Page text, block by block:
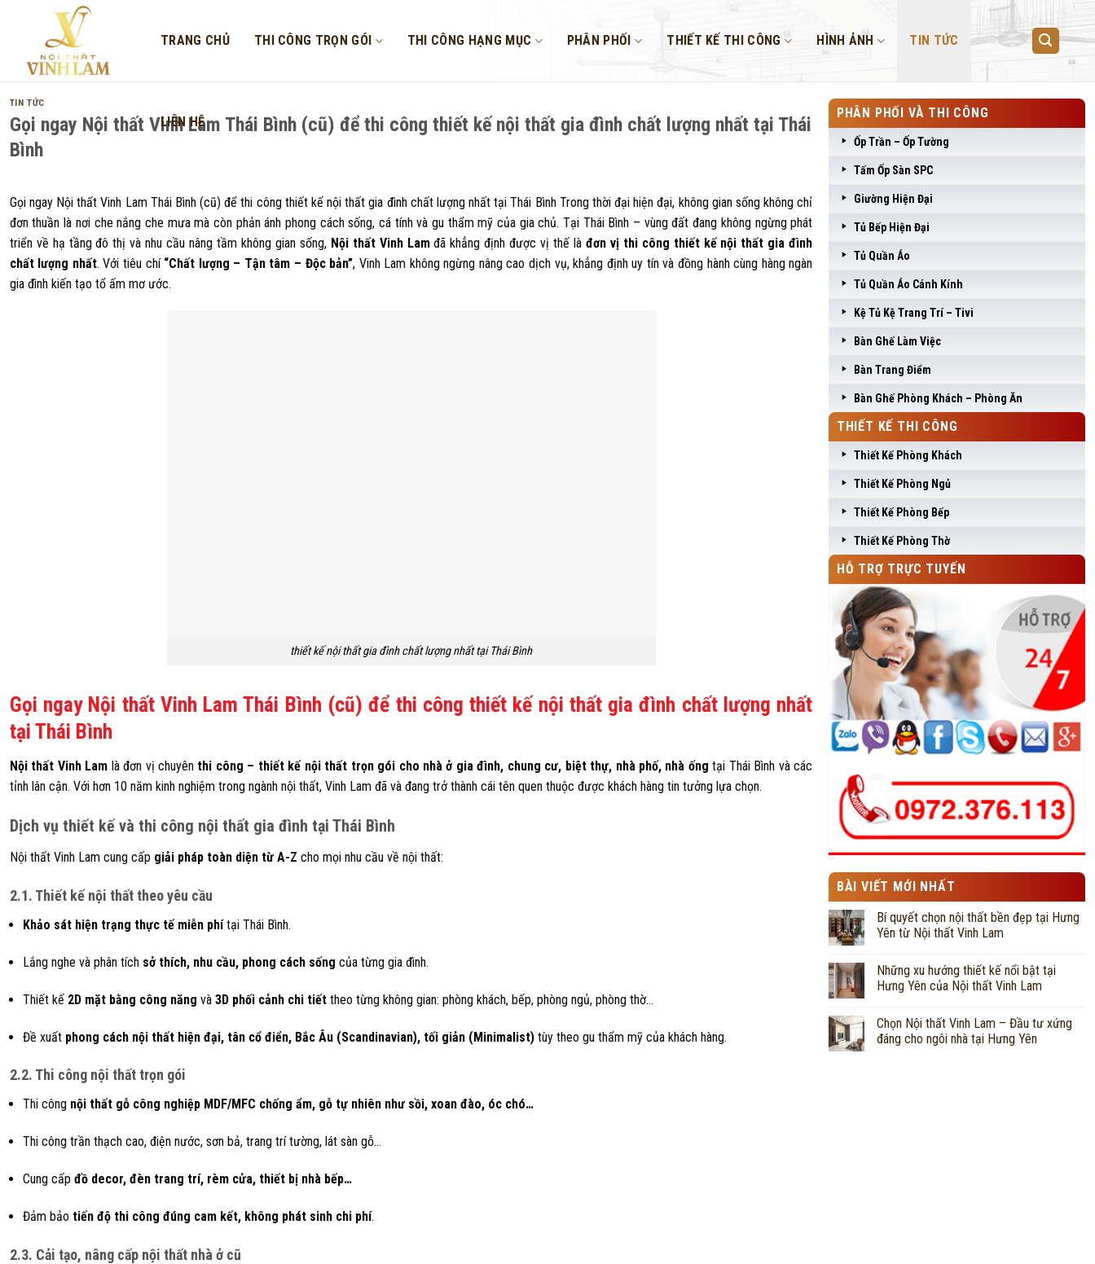
TRANG CHỦ THI CÔNG TRỌN GÓI THI CÔNG HẠNG MỤC PHÂN PHỐI THIẾT KẾ THI CÔNG HÌNH ẢNH TIN TỨC
LIÊN HỆ
TIN TỨC
Gọi ngay Nội thất Vinh Lam Thái Bình (cũ) để thi công thiết kế nội thất gia đình chất lượng nhất tại Thái
Bình
Gọi ngay Nội thất Vinh Lam Thái Bình (cũ) để thi công thiết kế nội thất gia đình chất lượng nhất tại Thái Bình Trong thời đại hiện đại, không gian sống không chỉ
đơn thuần là nơi che nắng che mưa mà còn phản ánh phong cách sống, cá tính và gu thẩm mỹ của gia chủ. Tại Thái Bình – vùng đất đang không ngừng phát
triển về hạ tầng đô thị và nhu cầu nâng tầm không gian sống, Nội thất Vinh Lamđã khẳng định được vị thế là đơn vị thi công thiết kế nội thất gia đình
chất lượng nhất. Với tiêu chí “Chất lượng – Tận tâm – Độc bản”, Vinh Lam không ngừng nâng cao dịch vụ, khẳng định uy tín và đồng hành cùng hàng ngàn
gia đình kiến tạo tổ ấm mơ ước.
thiết kế nội thất gia đình chất lượng nhất tại Thái Bình
Gọi ngay Nội thất Vinh Lam Thái Bình (cũ) để thi công thiết kế nội thất gia đình chất lượng nhất
tại Thái Bình
Nội thất Vinh Lam là đơn vị chuyên thi công – thiết kế nội thất trọn gói cho nhà ở gia đình, chung cư, biệt thự, nhà phố, nhà ống tại Thái Bình và các
tỉnh lân cận. Với hơn 10 năm kinh nghiệm trong ngành nội thất, Vinh Lam đã và đang trở thành cái tên quen thuộc được khách hàng tin tưởng lựa chọn.
Dịch vụ thiết kế và thi công nội thất gia đình tại Thái Bình
Nội thất Vinh Lam cung cấp giải pháp toàn diện từ A-Z cho mọi nhu cầu về nội thất:
2.1. Thiết kế nội thất theo yêu cầu
Khảo sát hiện trạng thực tế miễn phítại Thái Bình.
Lắng nghe và phân tích sở thích, nhu cầu, phong cách sống của từng gia đình.
Thiết kế 2D mặt bằng công năng và 3D phối cảnh chi tiếttheo từng không gian: phòng khách, bếp, phòng ngủ, phòng thờ…
Đề xuất phong cách nội thất hiện đại, tân cổ điển, Bắc Âu (Scandinavian), tối giản (Minimalist)tùy theo gu thẩm mỹ của khách hàng.
2.2. Thi công nội thất trọn gói
Thi công nội thất gỗ công nghiệp MDF/MFC chống ẩm, gỗ tự nhiên như sồi, xoan đào, óc chó…
Thi công trần thạch cao, điện nước, sơn bả, trang trí tường, lát sàn gỗ…
Cung cấp đồ decor, đèn trang trí, rèm cửa, thiết bị nhà bếp…
Đảm bảo tiến độ thi công đúng cam kết, không phát sinh chi phí.
2.3. Cải tạo, nâng cấp nội thất nhà ở cũ
PHÂN PHỐI VÀ THI CÔNG
Ốp Trần – Ốp Tường
Tấm Ốp Sàn SPC
Giường Hiện Đại
Tủ Bếp Hiện Đại
Tủ Quần Áo
Tủ Quần Áo Cánh Kính
Kệ Tủ Kệ Trang Trí – Tivi
Bàn Ghế Làm Việc
Bàn Trang Điểm
Bàn Ghế Phòng Khách – Phòng Ăn
THIẾT KẾ THI CÔNG
Thiết Kế Phòng Khách
Thiết Kế Phòng Ngủ
Thiết Kế Phòng Bếp
Thiết Kế Phòng Thờ
HỖ TRỢ TRỰC TUYẾN
BÀI VIẾT MỚI NHẤT
Bí quyết chọn nội thất bền đẹp tại Hưng
Yên từ Nội thất Vinh Lam
Những xu hướng thiết kế nổi bật tại
Hưng Yên của Nội thất Vinh Lam
Chọn Nội thất Vinh Lam – Đầu tư xứng
đáng cho ngôi nhà tại Hưng Yên